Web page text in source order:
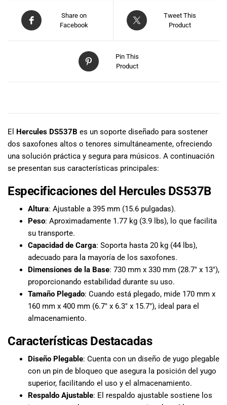
precios
competitivos y
nuestra tienda
física en Quito,
o haz tu
compra en
de nuestra
recibe tu
pedido en la
tu hogar.
¡Descubre el
mundo de la
música con
Import Music
Ecuador!
Share on
Facebook
Tweet This
Product
Pin This
Product
El Hercules DS537B es un soporte diseñado para sostener
dos saxofones altos o tenores simultáneamente, ofreciendo
una solución práctica y segura para músicos. A continuación
se presentan sus características principales:
Especificaciones del Hercules DS537B
Altura: Ajustable a 395 mm (15.6 pulgadas).
Peso: Aproximadamente 1.77 kg (3.9 lbs), lo que facilita
su transporte.
Capacidad de Carga: Soporta hasta 20 kg (44 lbs),
adecuado para la mayoría de los saxofones.
Dimensiones de la Base: 730 mm x 330 mm (28.7″ x 13″),
proporcionando estabilidad durante su uso.
Tamaño Plegado: Cuando está plegado, mide 170 mm x
160 mm x 400 mm (6.7″ x 6.3″ x 15.7″), ideal para el
almacenamiento.
Características Destacadas
Diseño Plegable: Cuenta con un diseño de yugo plegable
con un pin de bloqueo que asegura la posición del yugo
superior, facilitando el uso y el almacenamiento.
Respaldo Ajustable: El respaldo ajustable sostiene los